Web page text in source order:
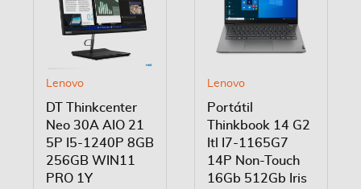
Lenovo
DT Thinkcenter
Neo 30A AIO 21
5P I5-1240P 8GB
256GB WIN11
PRO 1Y
Lenovo
Portátil
Thinkbook 14 G2
Itl I7-1165G7
14P Non-Touch
16Gb 512Gb Iris